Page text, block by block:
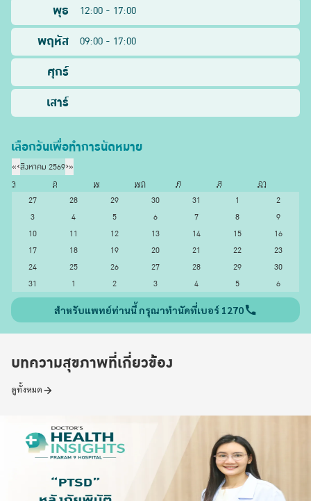
พุธ
12:00 - 17:00
พฤหัส 09:00 - 17:00
ศุกร์
เสาร์
เลือกวันเพื่อทำการนัดหมาย
«‹สิงหาคม 2569›»
จ
อ พ พฤ ศ ส
อา
27
28 29 30 31 1
2
3
4 5 6 7 8
9
10
11 12 13 14 15
16
17
18 19 20 21 22
23
24
25 26 27 28 29
30
31
1 2 3 4 5 6
สำหรับแพทย์ท่านนี้ กรุณาทำนัดที่เบอร์ 1270
บทความสุขภาพที่เกี่ยวข้อง
ดูทั้งหมด